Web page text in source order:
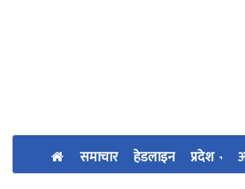
समाचार हेडलाइन प्रदेश